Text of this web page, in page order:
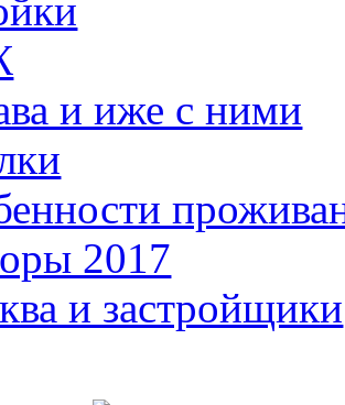
и иже с ними
2017
и застройщики